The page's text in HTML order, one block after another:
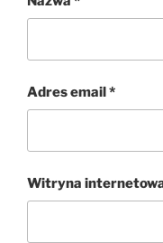
Adres email*
Witryna